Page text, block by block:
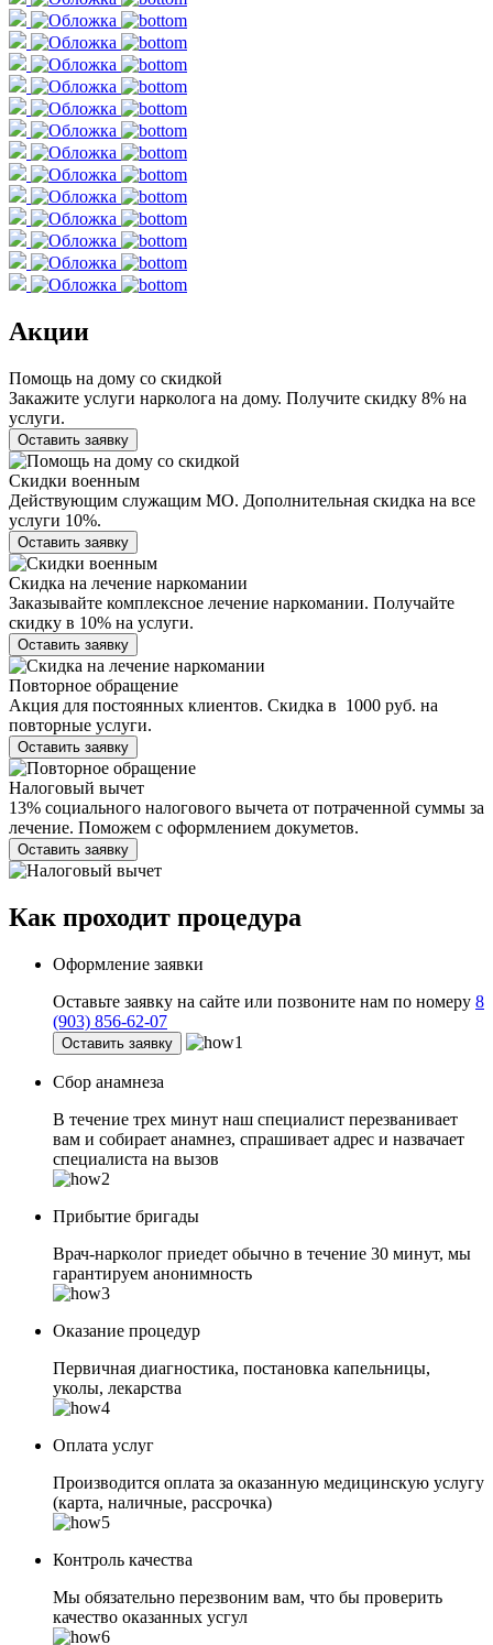
Акции
Помощь на дому со скидкой
Закажите услуги нарколога на дому. Получите скидку 8% на
услуги.
Оставить заявку
Скидки военным
Действующим служащим МО. Дополнительная скидка на все
услуги 10%.
Оставить заявку
Скидка на лечение наркомании
Заказывайте комплексное лечение наркомании. Получайте
скидку в 10% на услуги.
Оставить заявку
Повторное обращение
Акция для постоянных клиентов. Скидка в 1000 руб. на
повторные услуги.
Оставить заявку
Налоговый вычет
13% социального налогового вычета от потраченной суммы за
лечение. Поможем с оформлением докуметов.
Оставить заявку
Как проходит процедура
Оформление заявки
Оставьте заявку на сайте или позвоните нам по номеру 8
(903) 856-62-07
Оставить заявку
Сбор анамнеза
В течение трех минут наш специалист перезванивает
вам и собирает анамнез, спрашивает адрес и назвачает
специалиста на вызов
Прибытие бригады
Врач-нарколог приедет обычно в течение 30 минут, мы
гарантируем анонимность
Оказание процедур
Первичная диагностика, постановка капельницы,
уколы, лекарства
Оплата услуг
Производится оплата за оказанную медицинскую услугу
(карта, наличные, рассрочка)
Контроль качества
Мы обязательно перезвоним вам, что бы проверить
качество оказанных усгул